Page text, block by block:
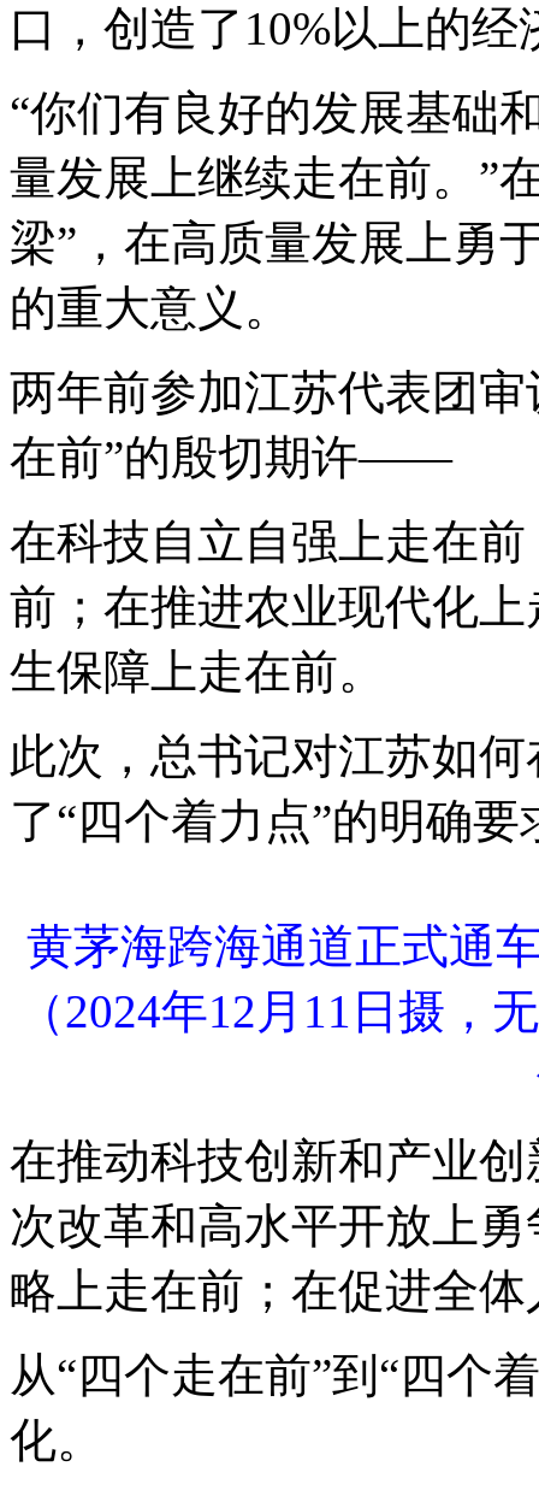
口，创造了10%以上的经
“你们有良好的发展基础
量发展上继续走在前。”
梁”，在高质量发展上勇
的重大意义。
两年前参加江苏代表团
在前”的殷切期许——
在科技自立自强上走在
前；在推进农业现代化
生保障上走在前。
此次，总书记对江苏如
了“四个着力点”的明确
黄茅海跨海通道正式通
（2024年12月11日摄，
在推动科技创新和产业
次改革和高水平开放上
略上走在前；在促进全
从“四个走在前”到“四个
化。